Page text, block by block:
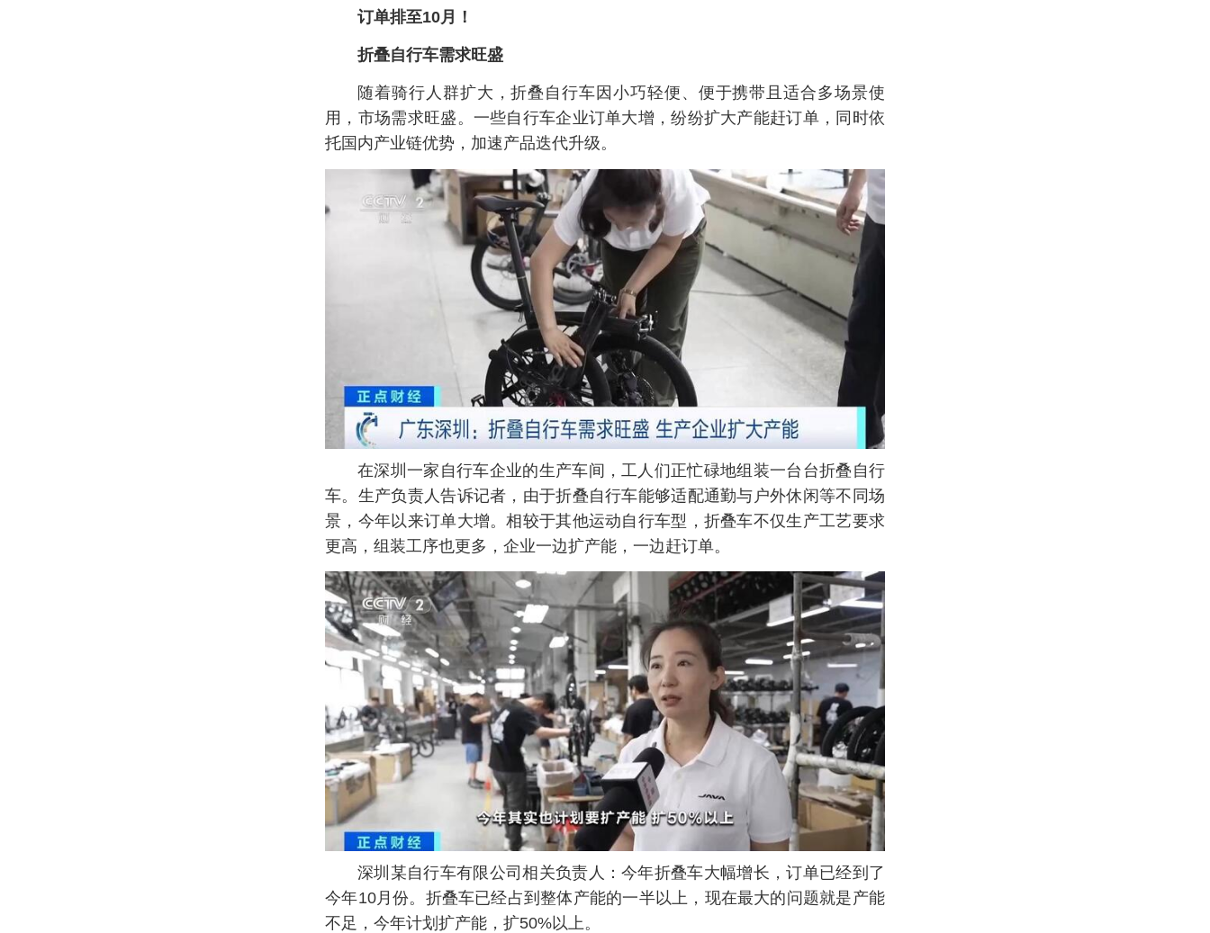
订单排至10月！
折叠自行车需求旺盛
随着骑行人群扩大，折叠自行车因小巧轻便、便于携带且适合多场景使
用，市场需求旺盛。一些自行车企业订单大增，纷纷扩大产能赶订单，同时依
托国内产业链优势，加速产品迭代升级。
在深圳一家自行车企业的生产车间，工人们正忙碌地组装一台台折叠自行
车。生产负责人告诉记者，由于折叠自行车能够适配通勤与户外休闲等不同场
景，今年以来订单大增。相较于其他运动自行车型，折叠车不仅生产工艺要求
更高，组装工序也更多，企业一边扩产能，一边赶订单。
深圳某自行车有限公司相关负责人：今年折叠车大幅增长，订单已经到了
今年10月份。折叠车已经占到整体产能的一半以上，现在最大的问题就是产能
不足，今年计划扩产能，扩50%以上。